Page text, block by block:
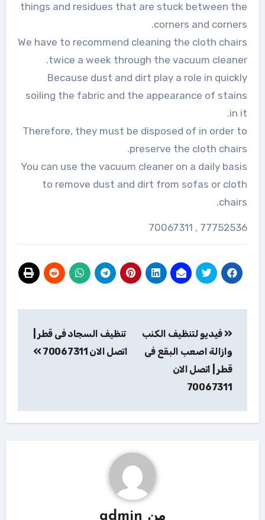
things and residues that are stuck between the
corners and corners.
We have to recommend cleaning the cloth chairs
twice a week through the vacuum cleaner.
Because dust and dirt play a role in quickly
soiling the fabric and the appearance of stains
in it.
Therefore, they must be disposed of in order to
preserve the cloth chairs.
You can use the vacuum cleaner on a daily basis
to remove dust and dirt from sofas or cloth
chairs.
77752536 , 70067311
المقالات
فيديو لتنظيف الكنب
وازالة اصعب البقع فى
قطر | اتصل الان
70067311
تنظيف السجاد فى قطر |
اتصل الان 70067311
من admin